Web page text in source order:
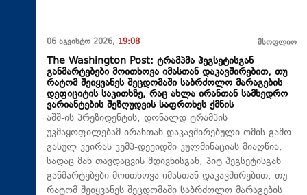
06 აგვისტო 2026, 19:08 მსოფლიო
The Washington Post: ტრამპმა ჰეგსეტისგან
განმარტებები მოითხოვა იმასთან დაკავშირებით, თუ
რატომ შეიყვანეს შეცდომაში საბრძოლო მარაგების
დეფიციტის საკითხზე, რაც ახლა ირანთან სამხედრო
ვარიანტების შეზღუდვის საფრთხეს ქმნის
აშშ-ის პრეზიდენტის, დონალდ ტრამპის
უკმაყოფილებამ ირანთან დაკავშირებული ომის გამო
გასულ კვირას კემპ-დევიდში კულმინაციას მიაღწია,
სადაც მან თავდაცვის მდივნისგან, პიტ ჰეგსეტისგან
განმარტებები მოითხოვა იმასთან დაკავშირებით, თუ
რატომ შეიყვანეს შეცდომაში საბრძოლო მარაგების